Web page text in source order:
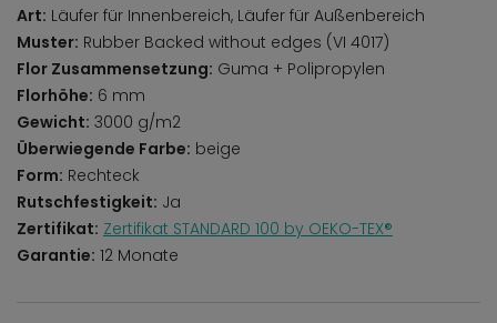
Art: Läufer für Innenbereich, Läufer für Außenbereich
Muster: Rubber Backed without edges (VI 4017)
Flor Zusammensetzung: Guma + Polipropylen
Florhöhe: 6 mm
Gewicht: 3000 g/m2
Überwiegende Farbe: beige
Form: Rechteck
Rutschfestigkeit: Ja
Zertifikat: Zertifikat STANDARD 100 by OEKO-TEX®
Garantie: 12 Monate